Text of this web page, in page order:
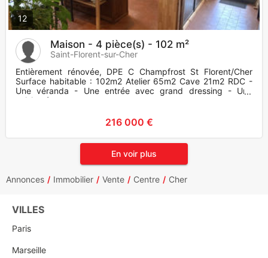
12
Maison - 4 pièce(s) - 102 m²
Saint-Florent-sur-Cher
Entièrement rénovée, DPE C Champfrost St Florent/Cher
Surface habitable : 102m2 Atelier 65m2 Cave 21m2 RDC -
Une véranda - Une entrée avec grand dressing - Une
cuisine é
216 000 €
En voir plus
Annonces Immobilier Vente Centre Cher
VILLES
Paris
Marseille